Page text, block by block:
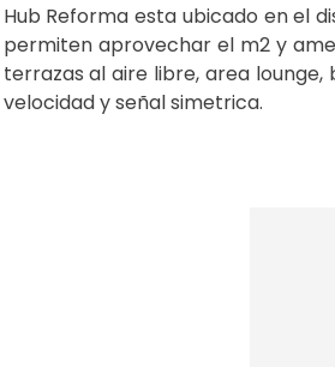
Hub Reforma esta ubicado en el
permiten aprovechar el m2 y
terrazas al aire libre, area
velocidad y señal simetrica.